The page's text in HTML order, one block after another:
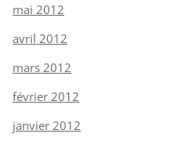
mai 2012
avril 2012
mars 2012
février 2012
janvier 2012